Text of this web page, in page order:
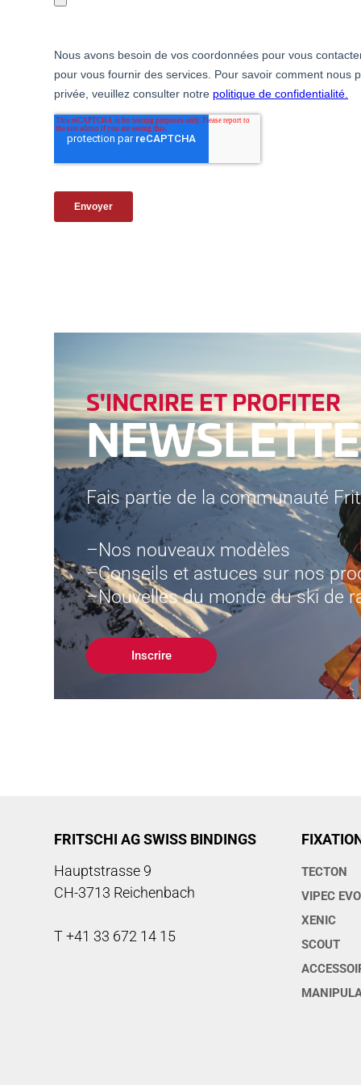
S'INCRIRE ET PROFITER
Fais partie de la communauté
Nos nouveaux modèles
Conseils et astuces sur nos
Nouvelles du monde du ski de
Inscrire
FRITSCHI AG SWISS BINDINGS
Hauptstrasse 9
CH-3713 Reichenbach
T +41 33 672 14 15
TECTON
VIPEC EVO
XENIC
SCOUT